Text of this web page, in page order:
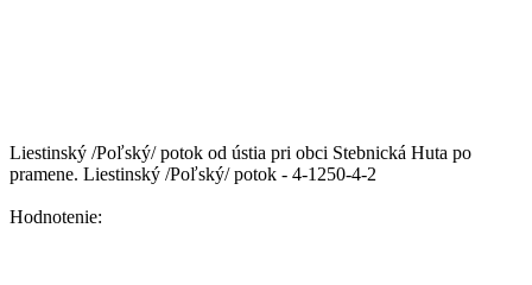
Liestinský /Poľský/ potok od ústia pri obci Stebnická Huta po
pramene. Liestinský /Poľský/ potok - 4-1250-4-2
Hodnotenie: